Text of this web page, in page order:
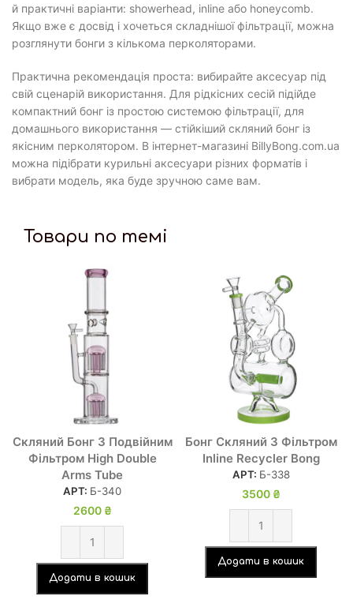
й практичні варіанти: showerhead, inline або honeycomb.
Якщо вже є досвід і хочеться складнішої фільтрації, можна
розглянути бонги з кількома перколяторами.
Практична рекомендація проста: вибирайте аксесуар під
свій сценарій використання. Для рідкісних сесій підійде
компактний бонг із простою системою фільтрації, для
домашнього використання — стійкіший скляний бонг із
якісним перколятором. В інтернет-магазині BillyBong.com.ua
можна підібрати курильні аксесуари різних форматів і
вибрати модель, яка буде зручною саме вам.
Товари по темі
Скляний Бонг З Подвійним
Фільтром High Double
Arms Tube
АРТ: Б-340
2600 ₴
Додати в кошик
Бонг Скляний З Фільтром
Inline Recycler Bong
АРТ: Б-338
3500 ₴
Додати в кошик